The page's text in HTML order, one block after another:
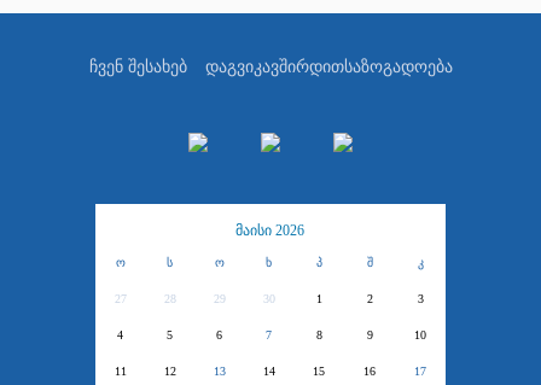
ჩვენ შესახებ დაგვიკავშირდითსაზოგადოება
მაისი 2026
ო ს ო ხ პ შ კ
27 28 29 30 1 2 3
4 5 6 7 8 9 10
11 12 13 14 15 16 17